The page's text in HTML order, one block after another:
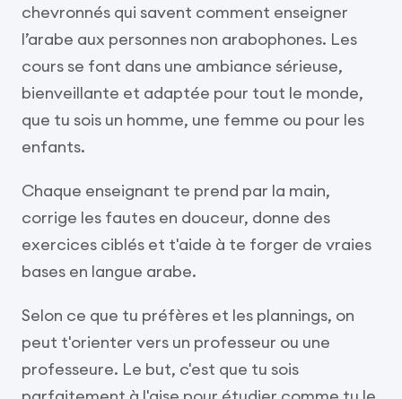
chevronnés qui savent comment enseigner
l’arabe aux personnes non arabophones. Les
cours se font dans une ambiance sérieuse,
bienveillante et adaptée pour tout le monde,
que tu sois un homme, une femme ou pour les
enfants.
Chaque enseignant te prend par la main,
corrige les fautes en douceur, donne des
exercices ciblés et t'aide à te forger de vraies
bases en langue arabe.
Selon ce que tu préfères et les plannings, on
peut t'orienter vers un professeur ou une
professeure. Le but, c'est que tu sois